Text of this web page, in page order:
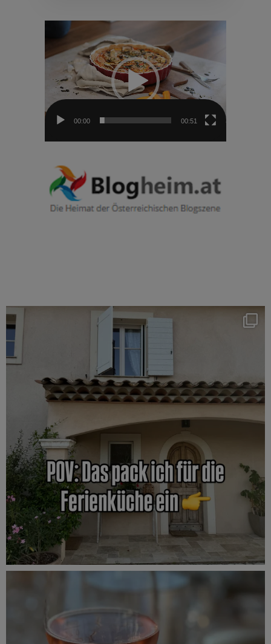
Video-
00:00 00:51